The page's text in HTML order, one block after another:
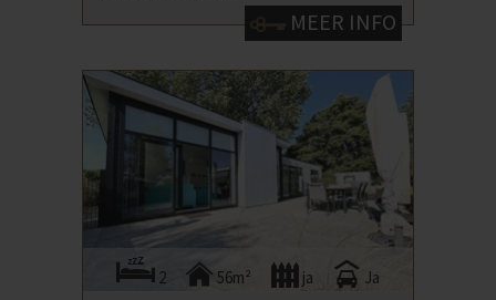
MEER INFO
2 56m² ja Ja